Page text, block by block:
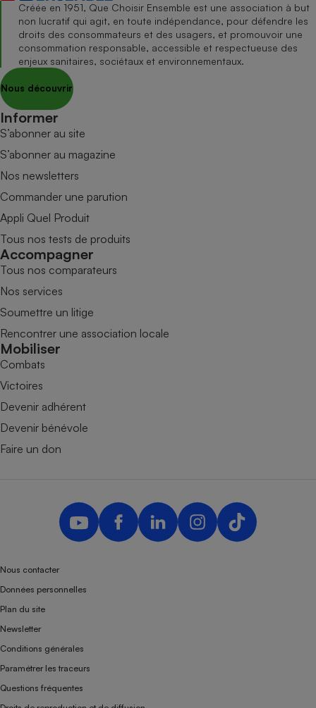
Créée en 1951, Que Choisir Ensemble est une association à but
non lucratif qui agit, en toute indépendance, pour défendre les
droits des consommateurs et des usagers, et promouvoir une
consommation responsable, accessible et respectueuse des
enjeux sanitaires, sociétaux et environnementaux.
Nous découvrir
Informer
S’abonner au site
S’abonner au magazine
Nos newsletters
Commander une parution
Appli Quel Produit
Tous nos tests de produits
Accompagner
Tous nos comparateurs
Nos services
Soumettre un litige
Rencontrer une association locale
Mobiliser
Combats
Victoires
Devenir adhérent
Devenir bénévole
Faire un don
Nous contacter
Données personnelles
Plan du site
Newsletter
Conditions générales
Paramétrer les traceurs
Questions fréquentes